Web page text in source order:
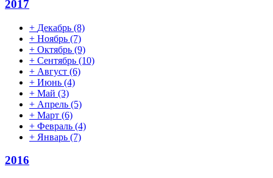
2017
+ Декабрь (8)
+ Ноябрь (7)
+ Октябрь (9)
+ Сентябрь (10)
+ Август (6)
+ Июнь (4)
+ Май (3)
+ Апрель (5)
+ Март (6)
+ Февраль (4)
+ Январь (7)
2016